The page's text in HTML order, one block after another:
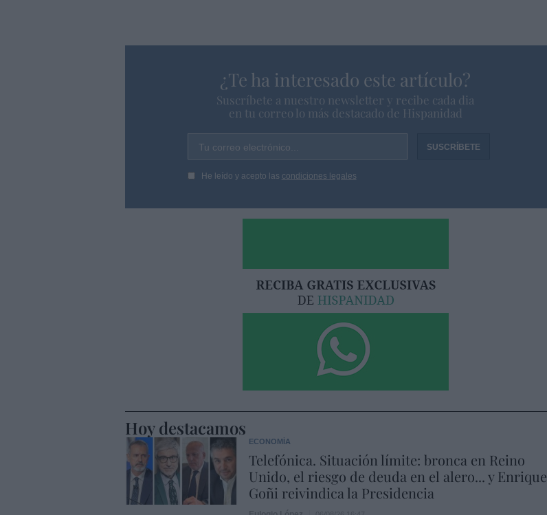
¿Te ha interesado este artículo?
Suscríbete a nuestro newsletter y recibe cada dia
en tu correo lo más destacado de Hispanidad
Tu correo electrónico...
He leído y acepto las condiciones legales
Hoy destacamos
ECONOMÍA
Telefónica. Situación límite: bronca en Reino
Unido, el riesgo de deuda en el alero... y Enrique
Goñi reivindica la Presidencia